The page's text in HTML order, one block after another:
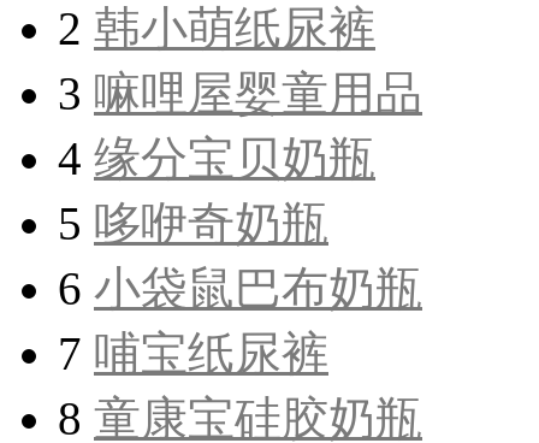
2 韩小萌纸尿裤
3 嘛哩屋婴童用品
4 缘分宝贝奶瓶
5 哆咿奇奶瓶
6 小袋鼠巴布奶瓶
7 哺宝纸尿裤
8 童康宝硅胶奶瓶